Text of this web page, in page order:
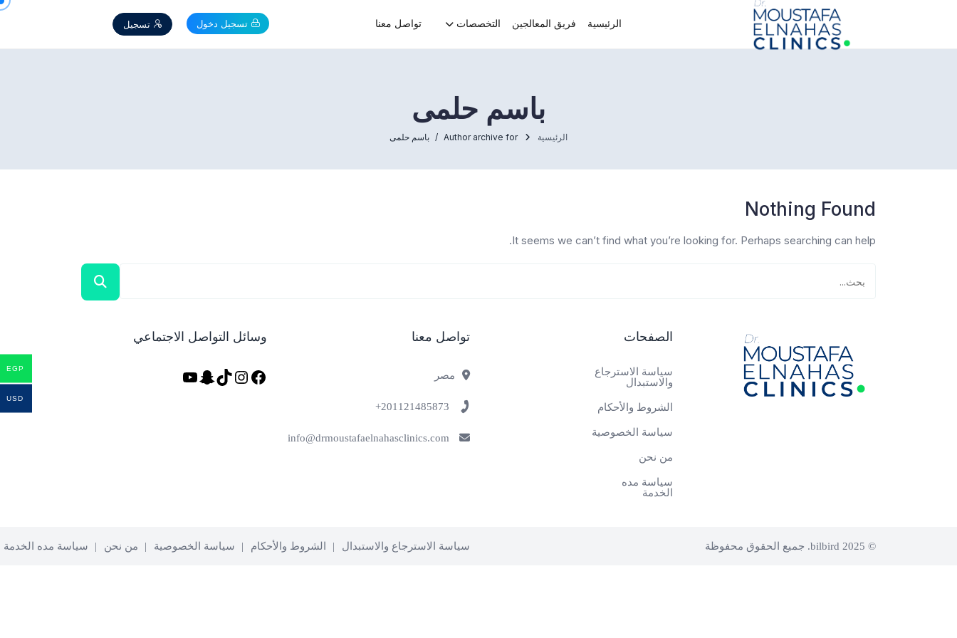
info@drmoustafaelnahasclinics.com
الرئيسية فريق المعالجين التخصصات تواصل معنا تسجيل دخول تسجيل
باسم حلمى
الرئيسية Author archive for باسم حلمى
Nothing Found
It seems we can’t find what you’re looking for. Perhaps searching can help.
الصفحات
سياسة الاسترجاع
والاستبدال
الشروط والأحكام
سياسة الخصوصية
من نحن
سياسة مده
الخدمة
تواصل معنا
مصر
وسائل التواصل الاجتماعي
فيسبوك
إنستجرام
تيك سناب
© 2025 bilbird. جميع الحقوق محفوظة سياسة الاسترجاع والاستبدال الشروط والأحكام سياسة الخصوصية من نحن سياسة مده الخدمة
EGP
USD